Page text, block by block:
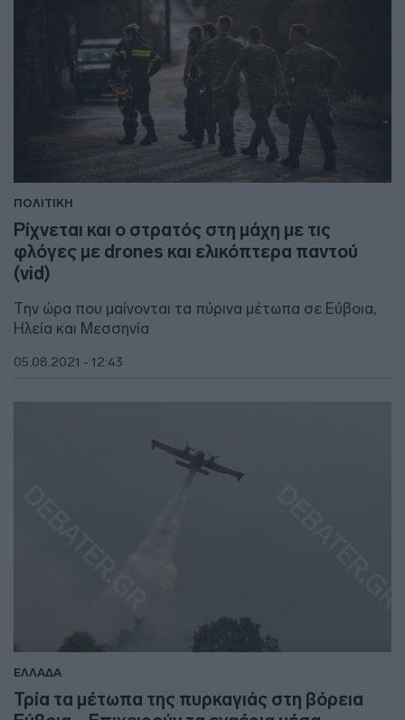
ΠΟΛΙΤΙΚΗ
Ρίχνεται και ο στρατός στη μάχη με τις
φλόγες με drones και ελικόπτερα παντού
(vid)
Την ώρα που μαίνονται τα πύρινα μέτωπα σε Εύβοια,
Ηλεία και Μεσσηνία
05.08.2021 - 12:43
ΕΛΛΑΔΑ
Τρία τα μέτωπα της πυρκαγιάς στη βόρεια